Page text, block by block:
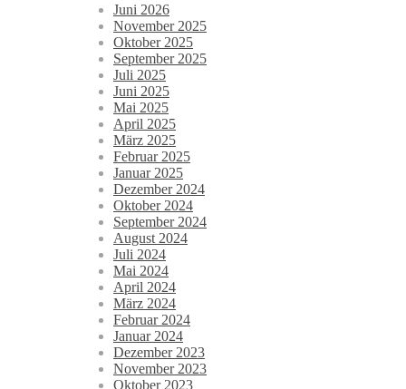
Juni 2026
November 2025
Oktober 2025
September 2025
Juli 2025
Juni 2025
Mai 2025
April 2025
März 2025
Februar 2025
Januar 2025
Dezember 2024
Oktober 2024
September 2024
August 2024
Juli 2024
Mai 2024
April 2024
März 2024
Februar 2024
Januar 2024
Dezember 2023
November 2023
Oktober 2023